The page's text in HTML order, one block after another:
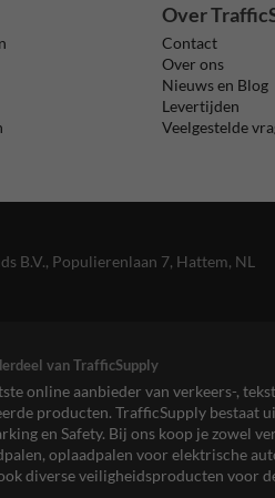
Over
Contact
Over ons
Nieuws en Blog
Levertijden
Veelgestelde
B.V., Populierenlaan 7, Hattem, NL
van TrafficSupply
online aanbieder van verkeers-,
producten. TrafficSupply bestaat
en Safety. Bij ons koop je zowel
oplaadpalen voor elektrische
diverse veiligheidsproducten voor